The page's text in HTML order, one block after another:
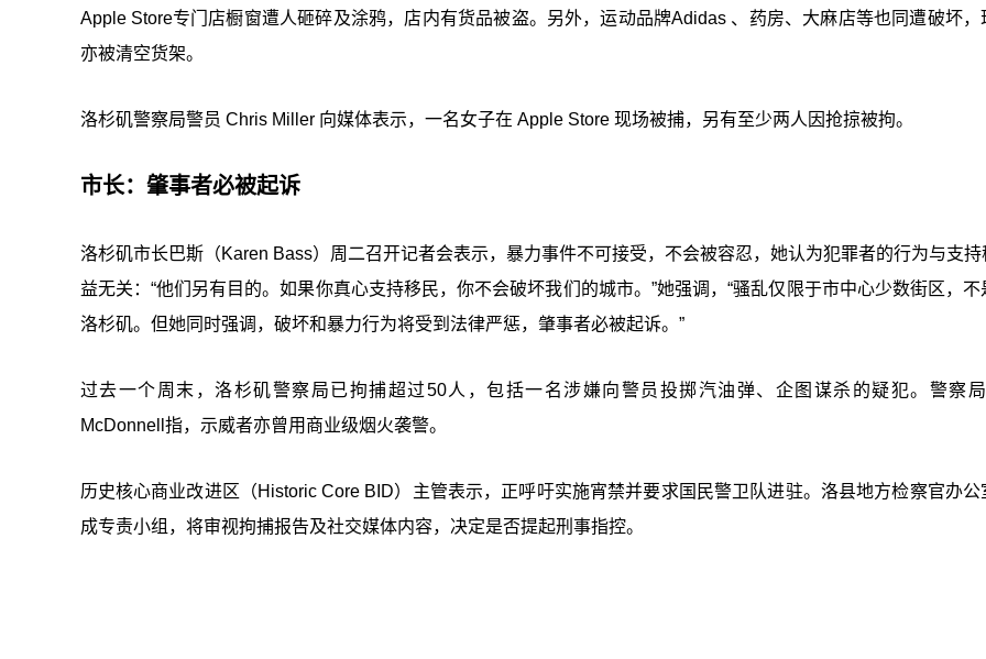
Apple Store专门店橱窗遭人砸碎及涂鸦，店内有货品被盗。另外，运动品牌Adidas 、药房、大麻店等也同遭破坏，
亦被清空货架。
洛杉矶警察局警员 Chris Miller 向媒体表示，一名女子在 Apple Store 现场被捕，另有至少两人因抢掠被拘。
市长：肇事者必被起诉
洛杉矶市长巴斯（Karen Bass）周二召开记者会表示，暴力事件不可接受，不会被容忍，她认为犯罪者的行为与支持
益无关：“他们另有目的。如果你真心支持移民，你不会破坏我们的城市。”她强调，“骚乱仅限于市中心少数街区，不
洛杉矶。但她同时强调，破坏和暴力行为将受到法律严惩，肇事者必被起诉。”
过去一个周末，洛杉矶警察局已拘捕超过50人，包括一名涉嫌向警员投掷汽油弹、企图谋杀的疑犯。警察
McDonnell指，示威者亦曾用商业级烟火袭警。
历史核心商业改进区（Historic Core BID）主管表示，正呼吁实施宵禁并要求国民警卫队进驻。洛县地方检察官办公
成专责小组，将审视拘捕报告及社交媒体内容，决定是否提起刑事指控。